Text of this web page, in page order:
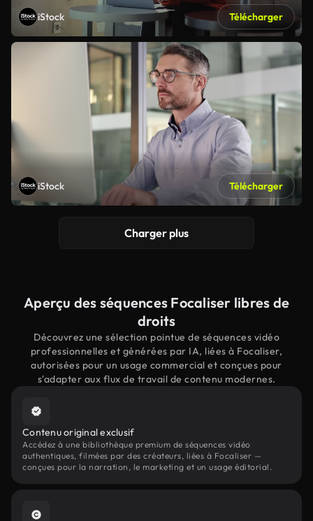
iStock Télécharger
iStock Télécharger
Charger plus
Aperçu des séquences Focaliser libres de
droits
Découvrez une sélection pointue de séquences vidéo
professionnelles et générées par IA, liées à Focaliser,
autorisées pour un usage commercial et conçues pour
s'adapter aux flux de travail de contenu modernes.
Contenu original exclusif
Accédez à une bibliothèque premium de séquences vidéo
authentiques, filmées par des créateurs, liées à Focaliser —
conçues pour la narration, le marketing et un usage éditorial.